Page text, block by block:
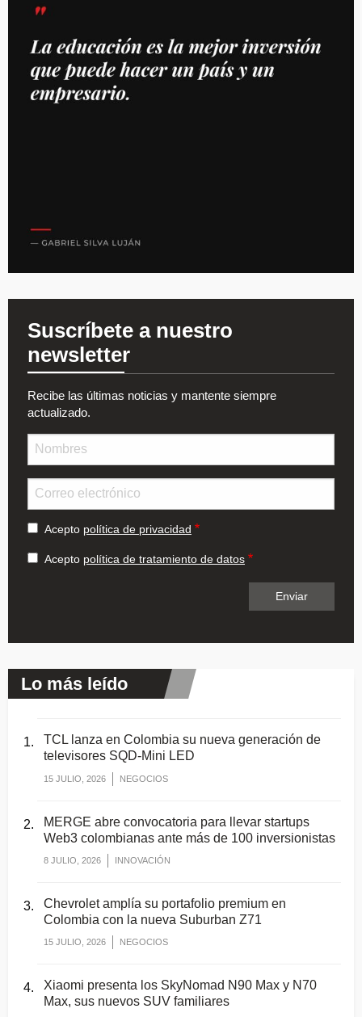
Suscríbete a nuestro
newsletter
Recibe las últimas noticias y mantente siempre
actualizado.
Acepto política de privacidad
Acepto política de tratamiento de datos
Lo más leído
TCL lanza en Colombia su nueva generación de
televisores SQD-Mini LED
15 JULIO, 2026 NEGOCIOS
MERGE abre convocatoria para llevar startups
Web3 colombianas ante más de 100 inversionistas
8 JULIO, 2026 INNOVACIÓN
Chevrolet amplía su portafolio premium en
Colombia con la nueva Suburban Z71
15 JULIO, 2026 NEGOCIOS
Xiaomi presenta los SkyNomad N90 Max y N70
Max, sus nuevos SUV familiares